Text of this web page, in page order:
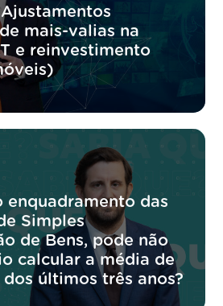
mais-valias na
e reinvestimento
enquadramento das
Simples
de Bens, pode não
calcular a média de
últimos três anos?